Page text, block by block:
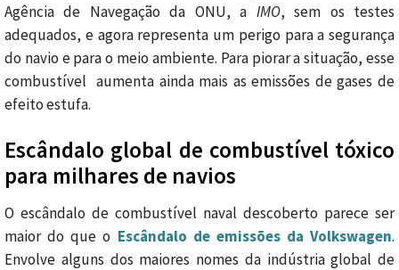
Agência de Navegação da ONU, a IMO, sem os testes
adequados, e agora representa um perigo para a segurança
do navio e para o meio ambiente. Para piorar a situação, esse
combustível aumenta ainda mais as emissões de gases de
efeito estufa.
Escândalo global de combustível tóxico
para milhares de navios
O escândalo de combustível naval descoberto parece ser
maior do que o Escândalo de emissões da Volkswagen.
Envolve alguns dos maiores nomes da indústria global de